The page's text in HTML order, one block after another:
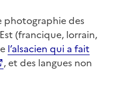
photographie des
(francique, lorrain,
l’alsacien qui a fait
, et des langues non